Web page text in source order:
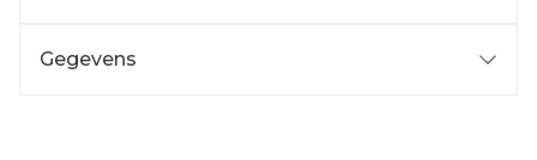
Gegevens